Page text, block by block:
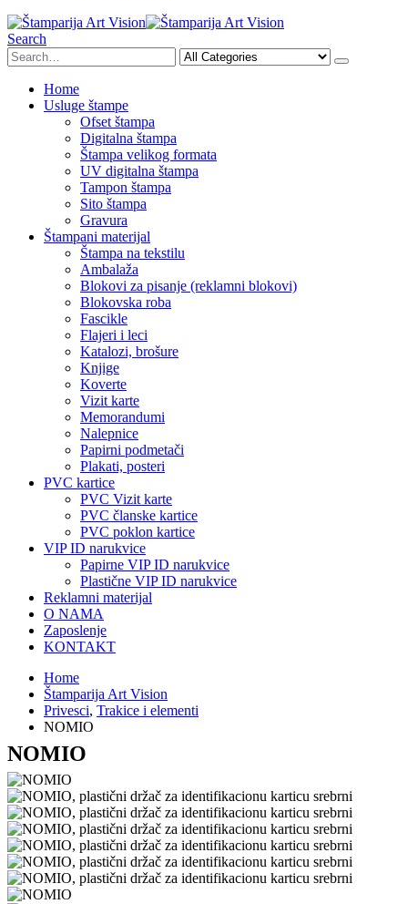
Search
Home
Usluge štampe
Ofset štampa
Digitalna štampa
Štampa velikog formata
UV digitalna štampa
Tampon štampa
Sito štampa
Gravura
Štampani materijal
Štampa na tekstilu
Ambalaža
Blokovi za pisanje (reklamni blokovi)
Blokovska roba
Fascikle
Flajeri i leci
Katalozi, brošure
Knjige
Koverte
Vizit karte
Memorandumi
Nalepnice
Papirni podmetači
Plakati, posteri
PVC kartice
PVC Vizit karte
PVC članske kartice
PVC poklon kartice
VIP ID narukvice
Papirne VIP ID narukvice
Plastične VIP ID narukvice
Reklamni materijal
O NAMA
Zaposlenje
KONTAKT
Home
Štamparija Art Vision
Privesci, Trakice i elementi
NOMIO
NOMIO